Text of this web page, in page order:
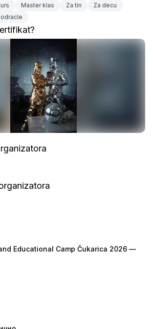
Master klas Za tin
Za decu
odracle
Educational Camp Čukarica 2026 —